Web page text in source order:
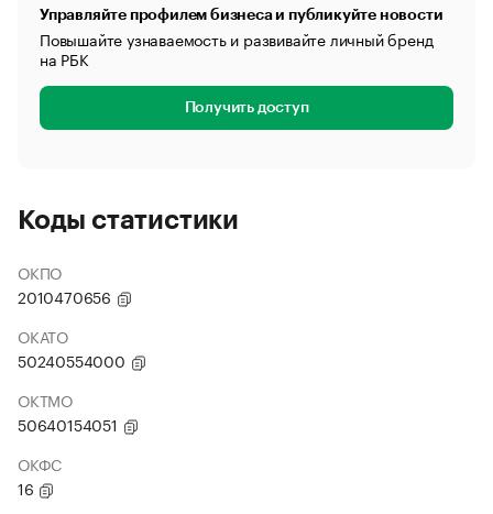
Управляйте профилем бизнеса и публикуйте новости
Повышайте узнаваемость и развивайте личный бренд
на РБК
Получить доступ
Коды статистики
ОКПО
2010470656
ОКАТО
50240554000
ОКТМО
50640154051
ОКФС
16